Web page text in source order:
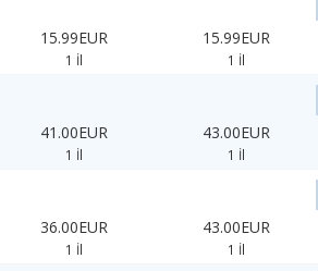
15.99EUR
1 İl
15.99EUR
1 İl
41.00EUR
1 İl
43.00EUR
1 İl
36.00EUR
1 İl
43.00EUR
1 İl